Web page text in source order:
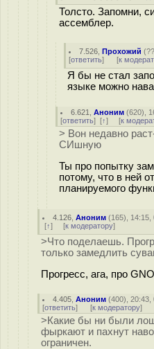
Толсто. Запомни,
ассемблер.
7.526 ,Прохожий (
[ответить] [к
Я бы не стал
языке можно
6.621 ,Аноним (620),
[ответить] [↑] [к
> Вон недавно
СИшную
Ты про попытку
потому, что в ней
планируемого
4.126 ,Аноним (165), 14:15,
[↑] [к модератору]
>Что поделаешь.
только замедлить
Прогресс, ага, про
4.405 ,Аноним (400), 20:43,
[ответить] [к модератору]
>Какие бы ни были
фыркают и пахнут
ограничен.